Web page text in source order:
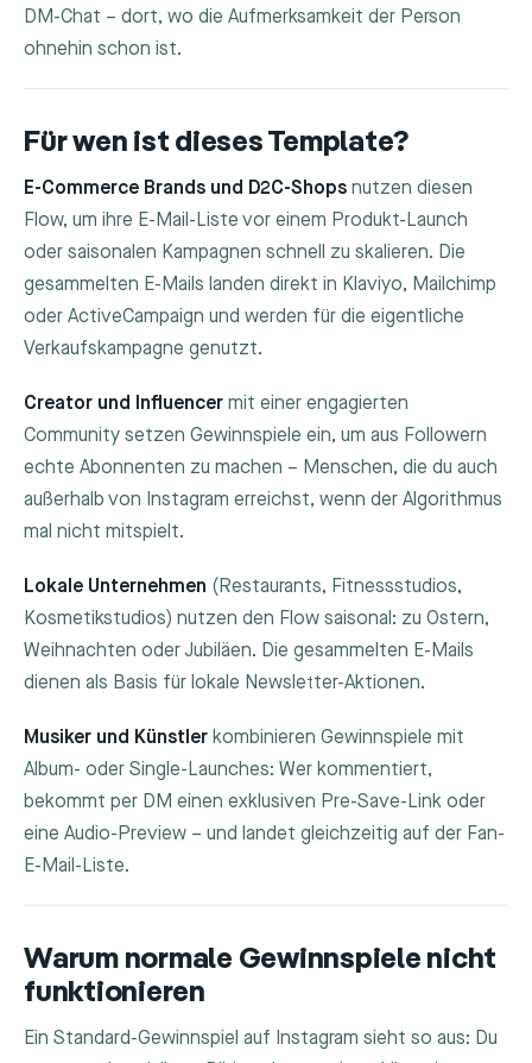
DM-Chat – dort, wo die Aufmerksamkeit der Person
ohnehin schon ist.
Für wen ist dieses Template?
E-Commerce Brands und D2C-Shops nutzen diesen
Flow, um ihre E-Mail-Liste vor einem Produkt-Launch
oder saisonalen Kampagnen schnell zu skalieren. Die
gesammelten E-Mails landen direkt in Klaviyo, Mailchimp
oder ActiveCampaign und werden für die eigentliche
Verkaufskampagne genutzt.
Creator und Influencer mit einer engagierten
Community setzen Gewinnspiele ein, um aus Followern
echte Abonnenten zu machen – Menschen, die du auch
außerhalb von Instagram erreichst, wenn der Algorithmus
mal nicht mitspielt.
Lokale Unternehmen (Restaurants, Fitnessstudios,
Kosmetikstudios) nutzen den Flow saisonal: zu Ostern,
Weihnachten oder Jubiläen. Die gesammelten E-Mails
dienen als Basis für lokale Newsletter-Aktionen.
Musiker und Künstler kombinieren Gewinnspiele mit
Album- oder Single-Launches: Wer kommentiert,
bekommt per DM einen exklusiven Pre-Save-Link oder
eine Audio-Preview – und landet gleichzeitig auf der Fan-
E-Mail-Liste.
Warum normale Gewinnspiele nicht
funktionieren
Ein Standard-Gewinnspiel auf Instagram sieht so aus: Du